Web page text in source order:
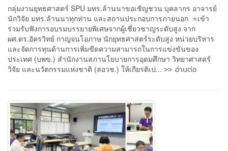
กลุ่มงานยุทธศาสตร์ SPU มทร.ล้านนาขอเชิญชวน บุคลากร อาจารย์
นักวิจัย มทร.ล้านนาทุกท่าน และสถานประกอบการภายนอก ⭐️เข้า
ร่วมรับฟังการอบรมบรรยายพิเศษจากผู้เชี่ยวชาญระดับสูง จาก
ผศ.ดร.อัครวิทย์ กาญจนโอภาษ นักยุทธศาสตร์ระดับสูง หน่วยบริหาร
และจัดการทุนด้านการเพิ่มขีดความสามารถในการแข่งขันของ
ประเทศ (บพข.) สำนักงานสภานโยบายการอุดมศึกษา วิทยาศาสตร์
วิจัย และนวัตกรรมแห่งชาติ (สอวช.) ให้เกียรติเป... >> อ่านต่อ